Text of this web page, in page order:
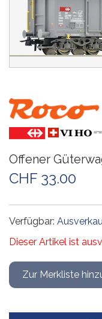
Offener
CHF 33.00
Verfügbar:
Dieser Artikel ist